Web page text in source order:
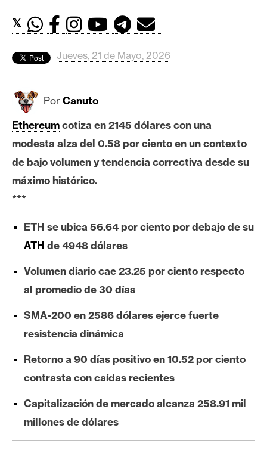
d
s
B
t
c
o
i
E
t
e
r
e
u
m
I
𝕏
Jueves, 21 de Mayo, 2026
Por Canuto
Ethereumcotiza en 2145 dólares con una
modesta alza del 0.58 por ciento en un contexto
de bajo volumen y tendencia correctiva desde su
máximo histórico.
***
ETH se ubica 56.64 por ciento por debajo de su
ATH de 4948 dólares
Volumen diario cae 23.25 por ciento respecto
al promedio de 30 días
SMA-200 en 2586 dólares ejerce fuerte
resistencia dinámica
Retorno a 90 días positivo en 10.52 por ciento
contrasta con caídas recientes
Capitalización de mercado alcanza 258.91 mil
millones de dólares